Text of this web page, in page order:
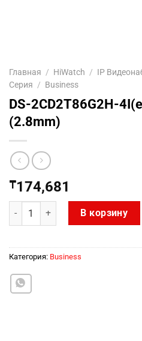
Главная / HiWatch / IP
Серия / Business
DS-2CD2T86G2H-
(2.8mm)
₸174,681
Количество товара DS-В корзину
Категория: Business